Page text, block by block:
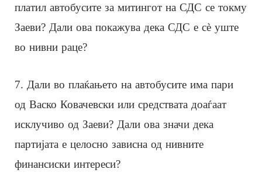
платил автобусите за митингот на СДС се токму
Заеви? Дали ова покажува дека СДС е сè уште
во нивни раце?
7. Дали во плаќањето на автобусите има пари
од Васко Ковачевски или средствата доаѓаат
исклучиво од Заеви? Дали ова значи дека
партијата е целосно зависна од нивните
финансиски интереси?